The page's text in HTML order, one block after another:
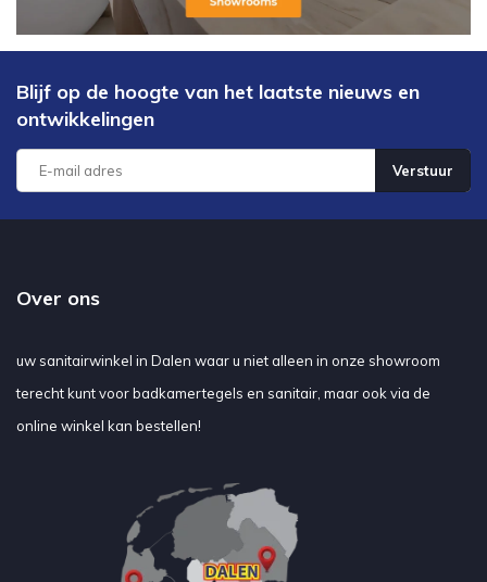
Blijf op de hoogte van het laatste nieuws en
ontwikkelingen
Verstuur
Over ons
uw sanitairwinkel in Dalen waar u niet alleen in onze showroom
terecht kunt voor badkamertegels en sanitair, maar ook via de
online winkel kan bestellen!